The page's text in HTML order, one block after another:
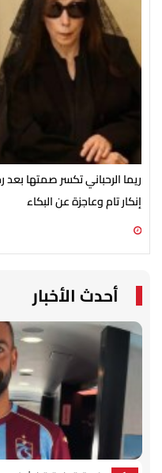
ريما الرحباني تكسر صمتها
إنكار تام وعاجزة عن البكاء
أحدث الأخبار